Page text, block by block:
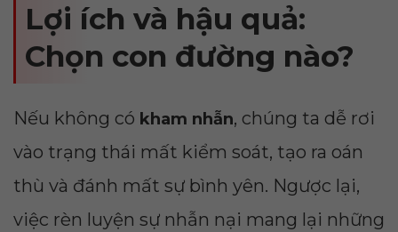
Lợi ích và hậu quả:
Chọn con đường nào?
Nếu không có kham nhẫn, chúng ta dễ rơi
vào trạng thái mất kiểm soát, tạo ra oán
thù và đánh mất sự bình yên. Ngược lại,
việc rèn luyện sự nhẫn nại mang lại những